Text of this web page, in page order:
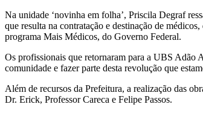
Na unidade ‘novinha em folha’, Priscila Degraf
que resulta na contratação e destinação de
programa Mais Médicos, do Governo Federal.
Os profissionais que retornaram para a UBS Adão
comunidade e fazer parte desta revolução que
Além de recursos da Prefeitura, a realização das
Dr. Erick, Professor Careca e Felipe Passos.